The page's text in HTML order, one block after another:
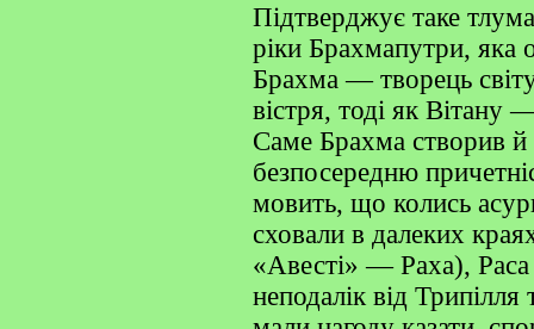
Підтверджує таке
ріки Брахмапутри, яка
Брахма — творець
вістря, тоді як
Саме Брахма створив й
безпосередню
мовить, що колись
сховали в далеких
«Авесті» — Раха),
неподалік від